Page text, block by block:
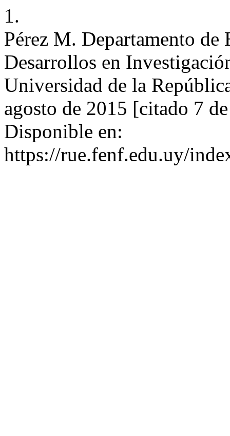
1.
Pérez M. Departamento
Desarrollos en
Universidad de la
agosto de 2015 [citado 7
Disponible en:
https://rue.fenf.edu.uy/